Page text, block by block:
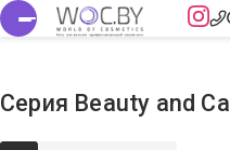
Серия Beauty and